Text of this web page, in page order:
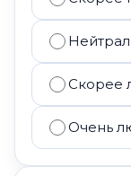
Скорее
Очень